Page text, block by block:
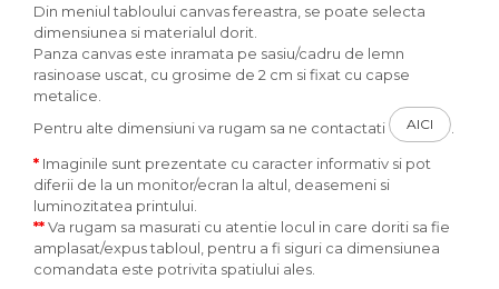
Din meniul tabloului canvas fereastra, se poate selecta
dimensiunea si materialul dorit.
Panza canvas este inramata pe sasiu/cadru de lemn
rasinoase uscat, cu grosime de 2 cm si fixat cu capse
metalice.
Pentru alte dimensiuni va rugam sa ne contactati
AICI
.
* Imaginile sunt prezentate cu caracter informativ si pot
diferii de la un monitor/ecran la altul, deasemeni si
luminozitatea printului.
**Va rugam sa masurati cu atentie locul in care doriti sa fie
amplasat/expus tabloul, pentru a fi siguri ca dimensiunea
comandata este potrivita spatiului ales.